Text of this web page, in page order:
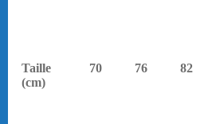
Taille
(cm)
70 76 82